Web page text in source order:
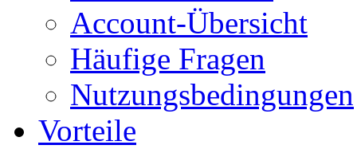
Account-Übersicht
Häufige Fragen
Nutzungsbedingungen
Vorteile